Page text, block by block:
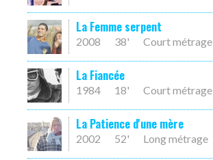
La Femme serpent
2008 38' Court métrage
La Fiancée
1984 18' Court métrage
La Patience d'une mère
2002 52' Long métrage